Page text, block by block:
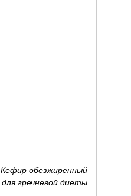
Кефир обезжиренный
для гречневой диеты